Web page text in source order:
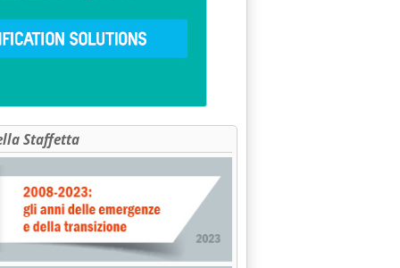
Staffetta